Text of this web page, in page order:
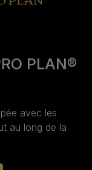
PLAN®
avec les
au long de la